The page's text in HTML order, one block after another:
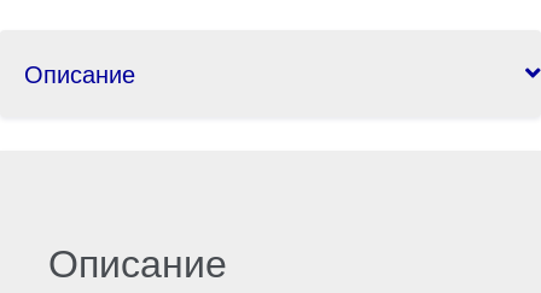
Описание
Описание